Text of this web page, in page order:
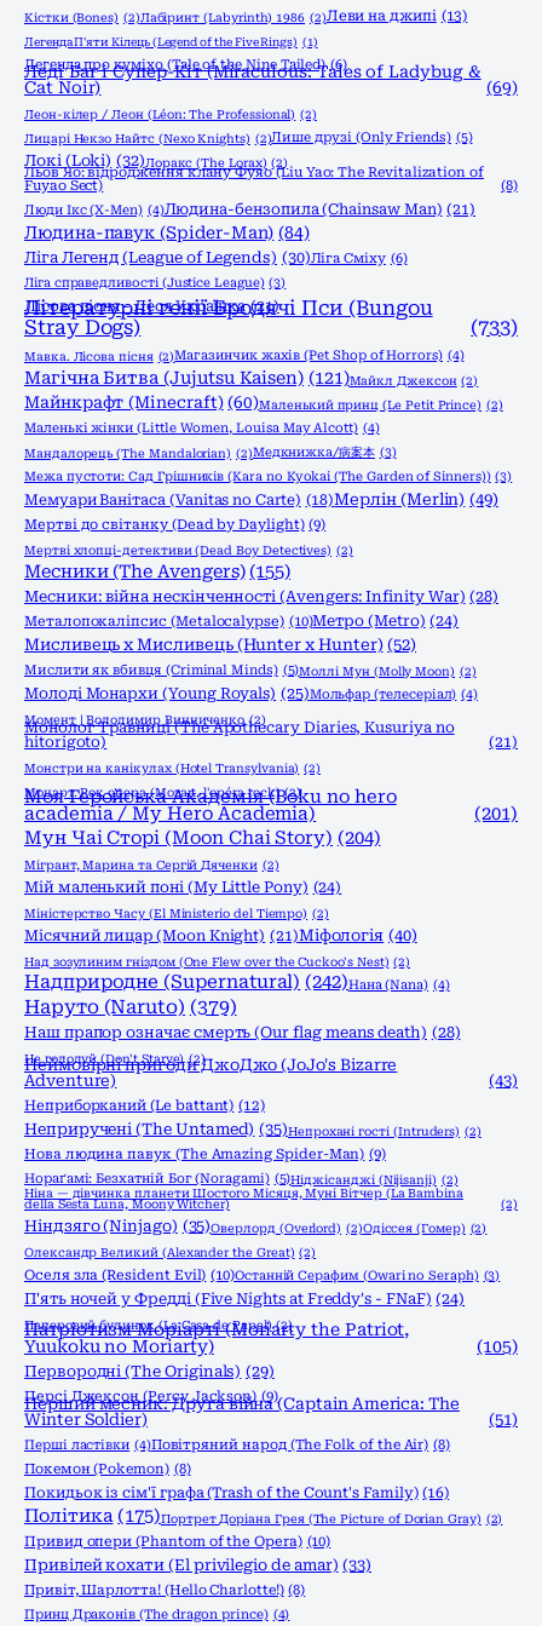
Кістки (Bones) (2)Лабіринт (Labyrinth) 1986 (2)Леви на джипі (13)
Легенда П'яти Кілець (Legend of the Five Rings) (1)
Легенда про куміхо (Tale of the Nine Tailed) (6)
Леді Баг і Супер-Кіт (Miraculous: Tales of Ladybug &
Cat Noir)
(69)
Леон-кілер / Леон (Léon: The Professional) (2)
Лицарі Некзо Найтс (Nexo Knights) (2)Лише друзі (Only Friends) (5)
Локі (Loki) (32)Лоракс (The Lorax) (2)
Льов Яо: відродження клану Фуяо (Liu Yao: The Revitalization of
Fuyao Sect)
(8)
Люди Ікс (X-Men) (4)Людина-бензопила (Chainsaw Man) (21)
Людина-павук (Spider-Man) (84)
Ліга Легенд (League of Legends) (30)Ліга Сміху (6)
Ліга справедливості (Justice League) (3)
Лісова пісня - Леся Українка (21)
Літературні генії Бродячі Пси (Bungou
Stray Dogs)
(733)
Мавка. Лісова пісня (2)Магазинчик жахів (Pet Shop of Horrors) (4)
Магічна Битва (Jujutsu Kaisen) (121)Майкл Джексон (2)
Майнкрафт (Minecraft) (60)Маленький принц (Le Petit Prince) (2)
Маленькі жінки (Little Women, Louisa May Alcott) (4)
Мандалорець (The Mandalorian) (2)Медкнижка/病案本 (3)
Межа пустоти: Сад Грішників (Kara no Kyokai (The Garden of Sinners)) (3)
Мемуари Ванітаса (Vanitas no Carte) (18)Мерлін (Merlin) (49)
Мертві до світанку (Dead by Daylight) (9)
Мертві хлопці-детективи (Dead Boy Detectives) (2)
Месники (The Avengers) (155)
Месники: війна нескінченності (Avengers: Infinity War) (28)
Металопокаліпсис (Metalocalypse) (10)Метро (Metro) (24)
Мисливець х Мисливець (Hunter x Hunter) (52)
Мислити як вбивця (Criminal Minds) (5)Моллі Мун (Molly Moon) (2)
Молоді Монархи (Young Royals) (25)Мольфар (телесеріал) (4)
Момент | Володимир Винниченко (2)
Монолог Травниці (The Apothecary Diaries, Kusuriya no
hitorigoto)
(21)
Монстри на канікулах (Hotel Transylvania) (2)
Моцарт. Рок опера (Mozart, l'opéra rock) (2)
Моя Геройська Академія (Boku no hero
academia / My Hero Academia)
(201)
Мун Чаі Сторі (Moon Chai Story) (204)
Мігрант, Марина та Сергій Дяченки (2)
Мій маленький поні (My Little Pony) (24)
Міністерство Часу (El Ministerio del Tiempo) (2)
Місячний лицар (Moon Knight) (21)Міфологія (40)
Над зозулиним гніздом (One Flew over the Cuckoo's Nest) (2)
Надприродне (Supernatural) (242)Нана (Nana) (4)
Наруто (Naruto) (379)
Наш прапор означає смерть (Our flag means death) (28)
Не голодуй (Don't Starve) (2)
Неймовірні пригоди ДжоДжо (JoJo's Bizarre
Adventure)
(43)
Неприборканий (Le battant) (12)
Неприручені (The Untamed) (35)Непрохані гості (Intruders) (2)
Нова людина павук (The Amazing Spider-Man) (9)
Нораґамі: Безхатній Бог (Noragami) (5)Ніджісанджі (Nijisanji) (2)
Ніна — дівчинка планети Шостого Місяця, Муні Вітчер (La Bambina
della Sesta Luna, Moony Witcher)
(2)
Ніндзяго (Ninjago) (35)Оверлорд (Overlord) (2)Одіссея (Гомер) (2)
Олександр Великий (Alexander the Great) (2)
Оселя зла (Resident Evil) (10)Останній Серафим (Owari no Seraph) (3)
П'ять ночей у Фредді (Five Nights at Freddy's - FNaF) (24)
Паперовий будинок (La Casa de Papel) (2)
Патріотизм Моріарті (Moriarty the Patriot,
Yuukoku no Moriarty)
(105)
Первородні (The Originals) (29)
Персі Джексон (Percy Jackson) (9)
Перший месник: Друга війна (Captain America: The
Winter Soldier)
(51)
Перші ластівки (4)Повітряний народ (The Folk of the Air) (8)
Покемон (Pokemon) (8)
Покидьок із сім'ї графа (Trash of the Count's Family) (16)
Політика (175)Портрет Доріана Грея (The Picture of Dorian Gray) (2)
Привид опери (Phantom of the Opera) (10)
Привілей кохати (El privilegio de amar) (33)
Привіт, Шарлотта! (Hello Charlotte!) (8)
Принц Драконів (The dragon prince) (4)